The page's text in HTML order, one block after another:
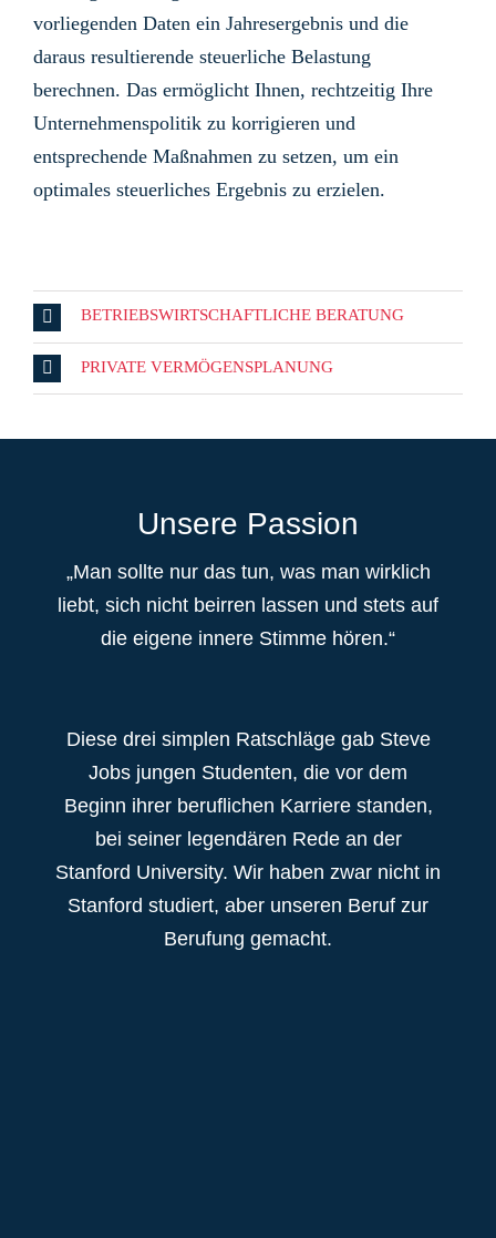
vorliegenden Daten ein Jahresergebnis und die
daraus resultierende steuerliche Belastung
berechnen. Das ermöglicht Ihnen, rechtzeitig Ihre
Unternehmenspolitik zu korrigieren und
entsprechende Maßnahmen zu setzen, um ein
optimales steuerliches Ergebnis zu erzielen.
BETRIEBSWIRTSCHAFTLICHE BERATUNG
PRIVATE VERMÖGENSPLANUNG
Unsere Passion
„Man sollte nur das tun, was man wirklich
liebt, sich nicht beirren lassen und stets auf
die eigene innere Stimme hören.“
Diese drei simplen Ratschläge gab Steve
Jobs jungen Studenten, die vor dem
Beginn ihrer beruflichen Karriere standen,
bei seiner legendären Rede an der
Stanford University. Wir haben zwar nicht in
Stanford studiert, aber unseren Beruf zur
Berufung gemacht.